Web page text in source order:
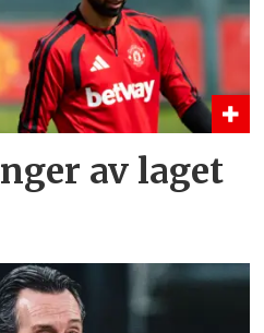
av laget